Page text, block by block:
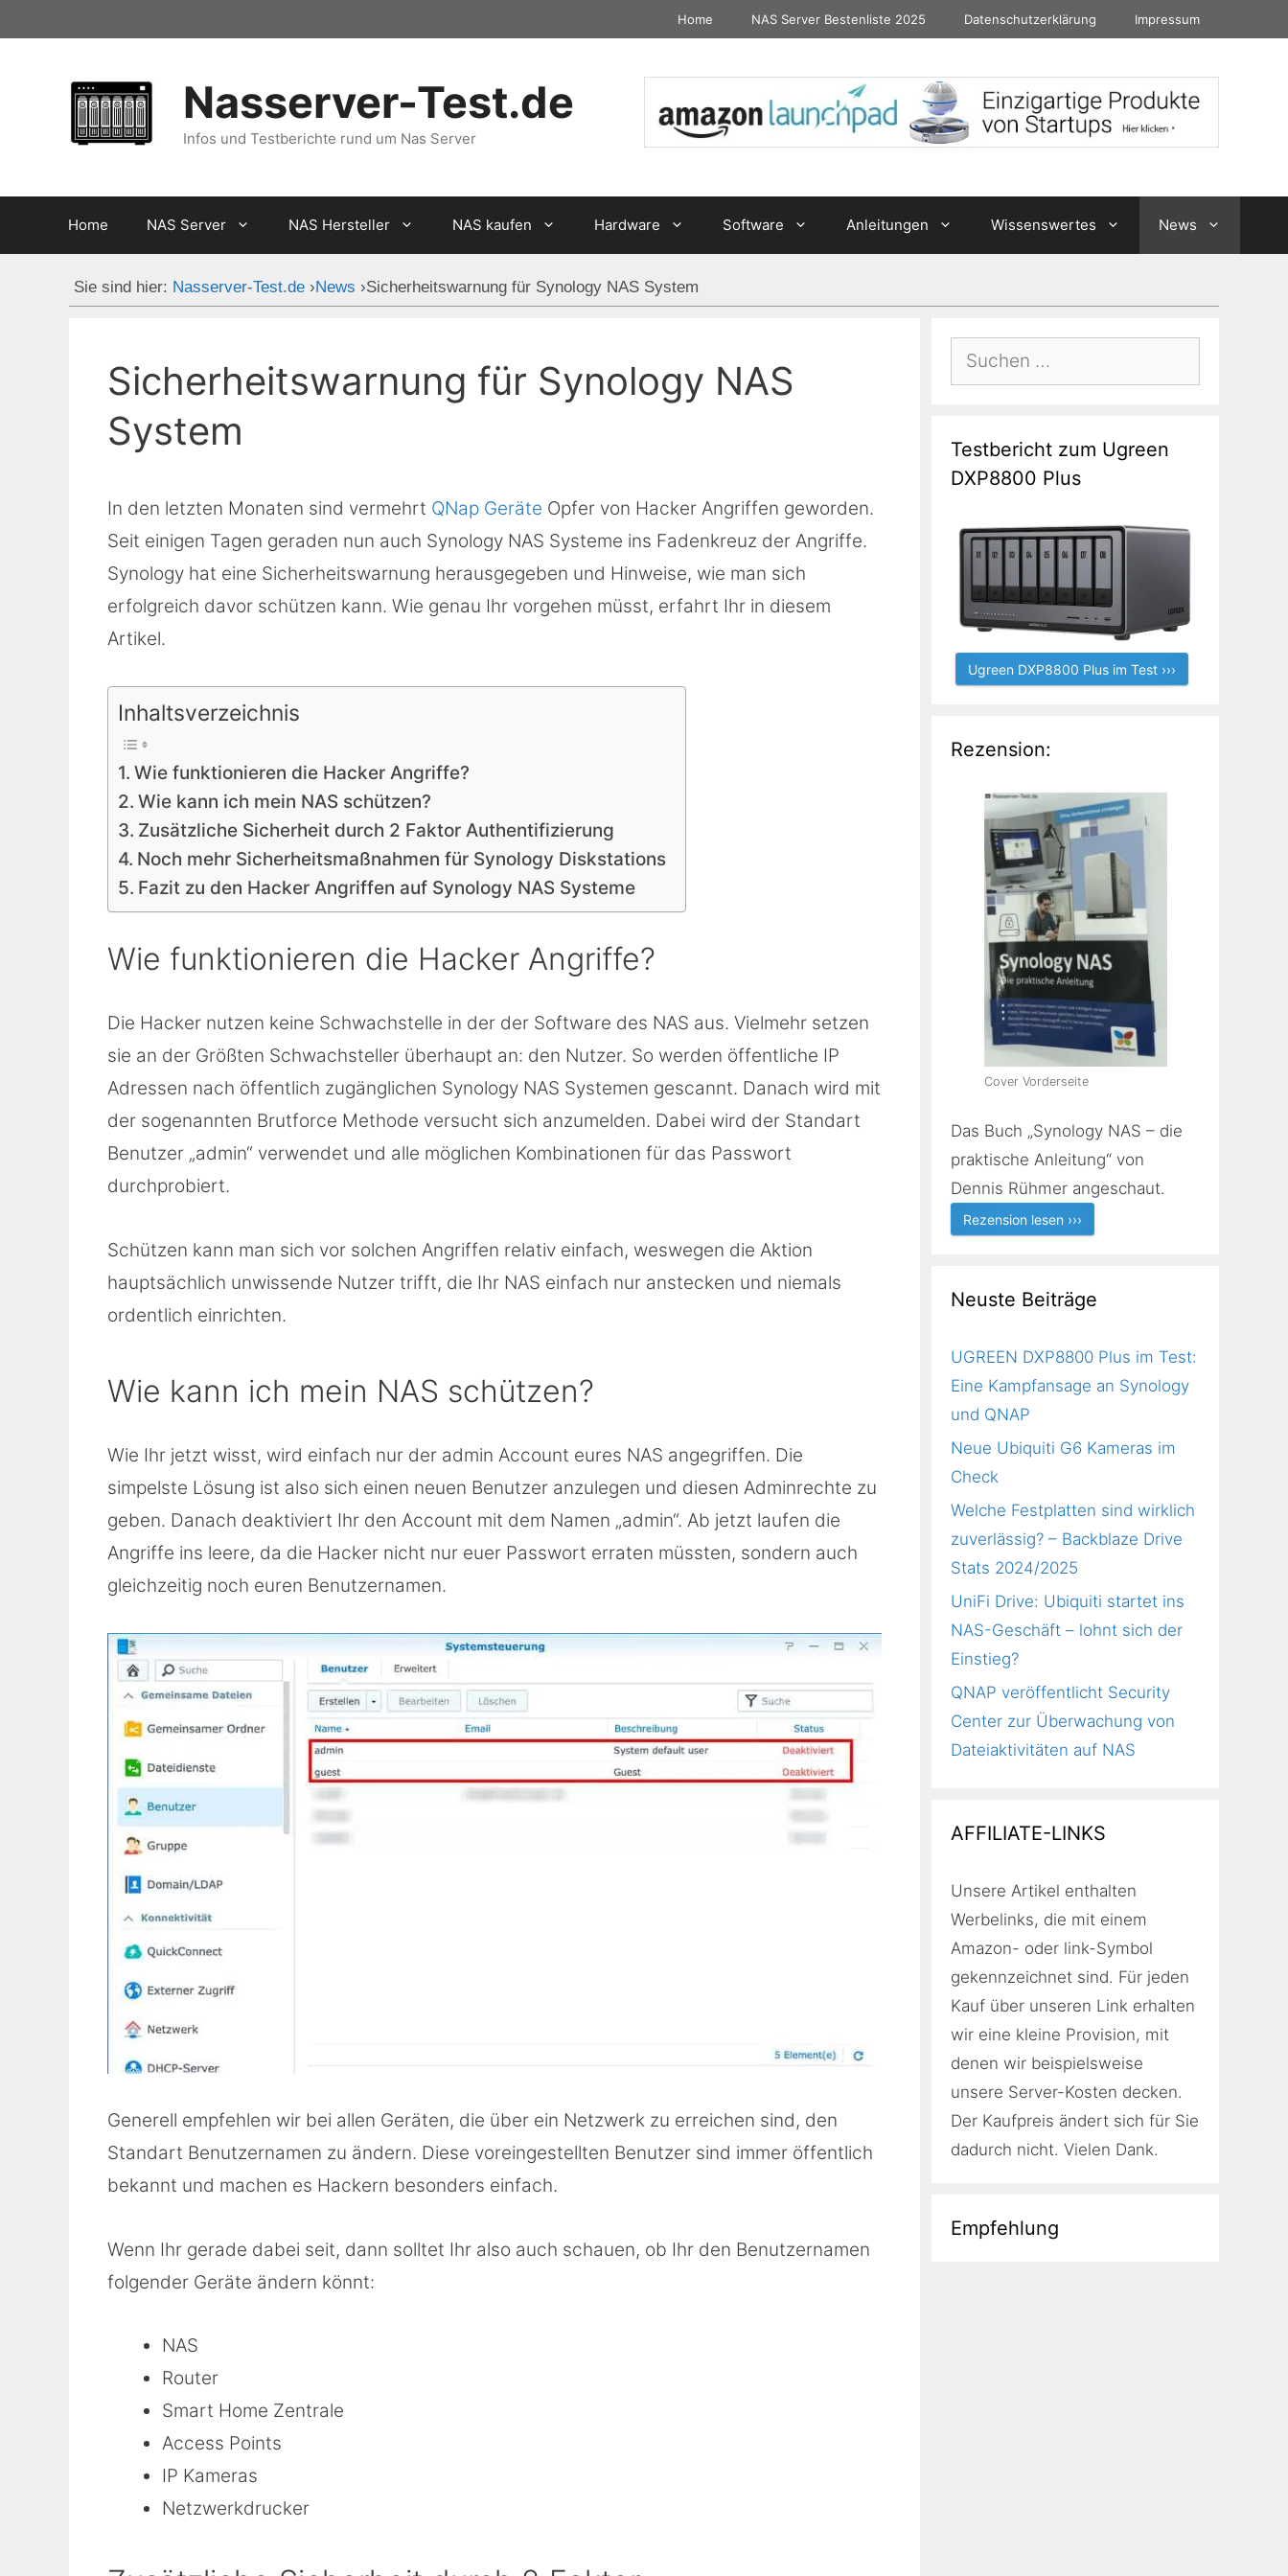
springen
Home NAS Server Bestenliste 2025 Datenschutzerklärung Impressum
Nasserver-Test.de
Infos und Testberichte rund um Nas Server
Home NAS Server NAS Hersteller NAS kaufen Hardware Software Anleitungen Wissenswertes News
Sie sind hier: Nasserver-Test.de ›News ›Sicherheitswarnung für Synology NAS System
Sicherheitswarnung für Synology NAS
System
In den letzten Monaten sind vermehrt QNap Geräte Opfer von Hacker Angriffen geworden.
Seit einigen Tagen geraden nun auch Synology NAS Systeme ins Fadenkreuz der Angriffe.
Synology hat eine Sicherheitswarnung herausgegeben und Hinweise, wie man sich
erfolgreich davor schützen kann. Wie genau Ihr vorgehen müsst, erfahrt Ihr in diesem
Artikel.
Inhaltsverzeichnis
Wie funktionieren die Hacker Angriffe?
Wie kann ich mein NAS schützen?
Zusätzliche Sicherheit durch 2 Faktor Authentifizierung
Noch mehr Sicherheitsmaßnahmen für Synology Diskstations
Fazit zu den Hacker Angriffen auf Synology NAS Systeme
Wie funktionieren die Hacker Angriffe?
Die Hacker nutzen keine Schwachstelle in der der Software des NAS aus. Vielmehr setzen
sie an der Größten Schwachsteller überhaupt an: den Nutzer. So werden öffentliche IP
Adressen nach öffentlich zugänglichen Synology NAS Systemen gescannt. Danach wird mit
der sogenannten Brutforce Methode versucht sich anzumelden. Dabei wird der Standart
Benutzer „admin“ verwendet und alle möglichen Kombinationen für das Passwort
durchprobiert.
Schützen kann man sich vor solchen Angriffen relativ einfach, weswegen die Aktion
hauptsächlich unwissende Nutzer trifft, die Ihr NAS einfach nur anstecken und niemals
ordentlich einrichten.
Wie kann ich mein NAS schützen?
Wie Ihr jetzt wisst, wird einfach nur der admin Account eures NAS angegriffen. Die
simpelste Lösung ist also sich einen neuen Benutzer anzulegen und diesen Adminrechte zu
geben. Danach deaktiviert Ihr den Account mit dem Namen „admin“. Ab jetzt laufen die
Angriffe ins leere, da die Hacker nicht nur euer Passwort erraten müssten, sondern auch
gleichzeitig noch euren Benutzernamen.
Generell empfehlen wir bei allen Geräten, die über ein Netzwerk zu erreichen sind, den
Standart Benutzernamen zu ändern. Diese voreingestellten Benutzer sind immer öffentlich
bekannt und machen es Hackern besonders einfach.
Wenn Ihr gerade dabei seit, dann solltet Ihr also auch schauen, ob Ihr den Benutzernamen
folgender Geräte ändern könnt:
NAS
Router
Smart Home Zentrale
Access Points
IP Kameras
Netzwerkdrucker
Suchen
nach:
Testbericht zum Ugreen
DXP8800 Plus
Ugreen DXP8800 Plus im Test ›››
Rezension:
Cover Vorderseite
Das Buch „Synology NAS – die
praktische Anleitung“ von
Dennis Rühmer angeschaut.
Rezension lesen ›››
Neuste Beiträge
UGREEN DXP8800 Plus im Test:
Eine Kampfansage an Synology
und QNAP
Neue Ubiquiti G6 Kameras im
Check
Welche Festplatten sind wirklich
zuverlässig? – Backblaze Drive
Stats 2024/2025
UniFi Drive: Ubiquiti startet ins
NAS-Geschäft – lohnt sich der
Einstieg?
QNAP veröffentlicht Security
Center zur Überwachung von
Dateiaktivitäten auf NAS
AFFILIATE-LINKS
Unsere Artikel enthalten
Werbelinks, die mit einem
Amazon- oder link-Symbol
gekennzeichnet sind. Für jeden
Kauf über unseren Link erhalten
wir eine kleine Provision, mit
denen wir beispielsweise
unsere Server-Kosten decken.
Der Kaufpreis ändert sich für Sie
dadurch nicht. Vielen Dank.
Empfehlung